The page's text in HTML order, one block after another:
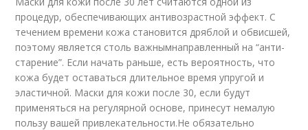
процедур, обеспечивающих антивозрастной эффект. С
течением времени кожа становится дряблой и обвисшей,
поэтому является столь важнымнаправленный на “анти-
старение”. Если начать раньше, есть вероятность, что
кожа будет оставаться длительное время упругой и
эластичной. Маски для кожи после 30, если будут
применяться на регулярной основе, принесут немалую
пользу вашей привлекательности.Не обязательно